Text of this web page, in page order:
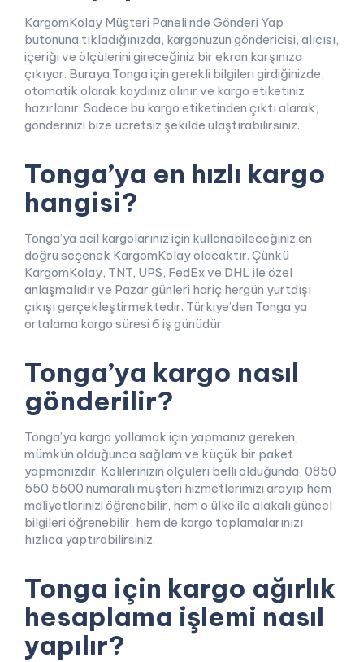
KargomKolay Müşteri Paneli’nde Gönderi Yap
butonuna tıkladığınızda, kargonuzun göndericisi, alıcısı,
içeriği ve ölçülerini gireceğiniz bir ekran karşınıza
çıkıyor. Buraya Tonga için gerekli bilgileri girdiğinizde,
otomatik olarak kaydınız alınır ve kargo etiketiniz
hazırlanır. Sadece bu kargo etiketinden çıktı alarak,
gönderinizi bize ücretsiz şekilde ulaştırabilirsiniz.
Tonga’ya en hızlı kargo
hangisi?
Tonga’ya acil kargolarınız için kullanabileceğiniz en
doğru seçenek KargomKolay olacaktır. Çünkü
KargomKolay, TNT, UPS, FedEx ve DHL ile özel
anlaşmalıdır ve Pazar günleri hariç hergün yurtdışı
çıkışı gerçekleştirmektedir. Türkiye’den Tonga’ya
ortalama kargo süresi 6 iş günüdür.
Tonga’ya kargo nasıl
gönderilir?
Tonga’ya kargo yollamak için yapmanız gereken,
mümkün olduğunca sağlam ve küçük bir paket
yapmanızdır. Kolilerinizin ölçüleri belli olduğunda, 0850
550 5500 numaralı müşteri hizmetlerimizi arayıp hem
maliyetlerinizi öğrenebilir, hem o ülke ile alakalı güncel
bilgileri öğrenebilir, hem de kargo toplamalarınızı
hızlıca yaptırabilirsiniz.
Tonga için kargo ağırlık
hesaplama işlemi nasıl
yapılır?